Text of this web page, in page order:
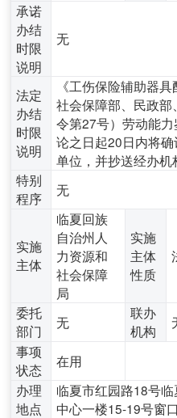
承诺
办结
时限
说明
无
法定
办结
时限
说明
《工伤保险辅助器
社会保障部、民政
令第27号）劳动能
论之日起20日内将
单位，并抄送经办机
特别
程序
无
实施
主体
临夏回族
自治州人
力资源和
社会保障
局
实施
主体
性质
委托
部门
无
联办
机构
事项
状态
在用
办理
地点
临夏市红园路18号
中心一楼15-19号窗口